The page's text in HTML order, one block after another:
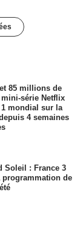
85 millions de
série Netflix
mondial sur la
4 semaines
Soleil : France 3
programmation de